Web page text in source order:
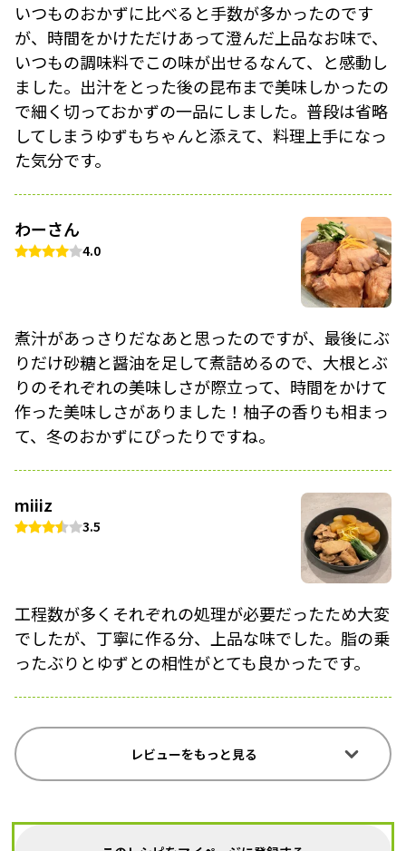
いつものおかずに比べると手数が多かったのです
が、時間をかけただけあって澄んだ上品なお味で、
いつもの調味料でこの味が出せるなんて、と感動し
ました。出汁をとった後の昆布まで美味しかったの
で細く切っておかずの一品にしました。普段は省略
してしまうゆずもちゃんと添えて、料理上手になっ
た気分です。
わーさん
4.0
煮汁があっさりだなあと思ったのですが、最後にぶ
りだけ砂糖と醤油を足して煮詰めるので、大根とぶ
りのそれぞれの美味しさが際立って、時間をかけて
作った美味しさがありました！柚子の香りも相まっ
て、冬のおかずにぴったりですね。
miiiz
3.5
工程数が多くそれぞれの処理が必要だったため大変
でしたが、丁寧に作る分、上品な味でした。脂の乗
ったぶりとゆずとの相性がとても良かったです。
レビューをもっと見る